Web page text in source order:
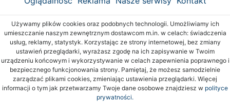
Używamy plików cookies oraz podobnych technologii. Umożliwiamy ich
umieszczanie naszym zewnętrznym dostawcom m.in. w celach: świadczenia
usług, reklamy, statystyk. Korzystając ze strony internetowej, bez zmiany
ustawień przeglądarki, wyrażasz zgodę na ich zapisywanie w Twoim
urządzeniu końcowym i wykorzystywanie w celach zapewnienia poprawnego i
bezpiecznego funkcjonowania strony. Pamiętaj, że możesz samodzielnie
zarządzać plikami cookies, zmieniając ustawienia przeglądarki. Więcej
informacji o tym jak przetwarzamy Twoje dane osobowe znajdziesz w polityce
prywatności.